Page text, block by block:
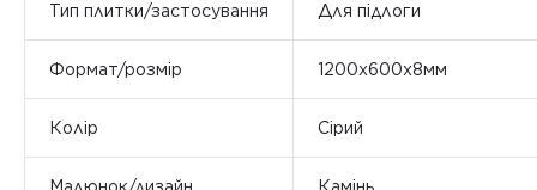
Тип плитки/застосування Для підлоги
Формат/розмір 1200х600х8мм
Колір Сірий